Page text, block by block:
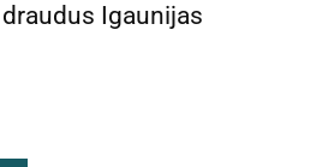
Igaunijas